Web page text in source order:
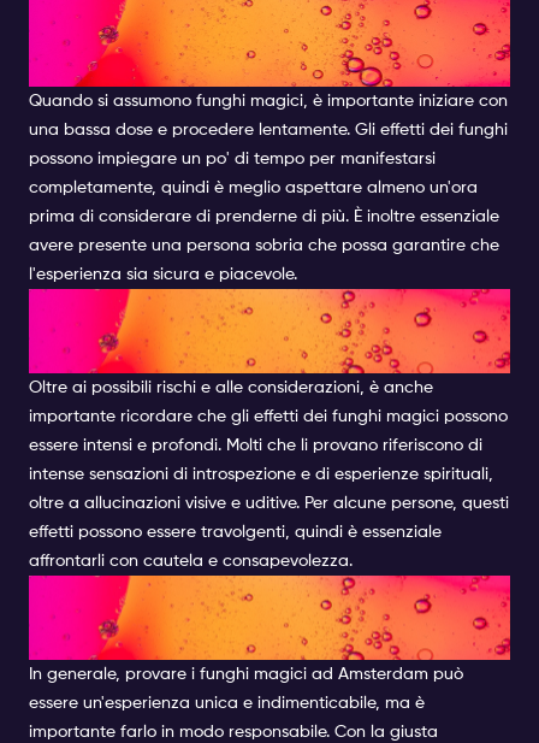
SICUREZZA E RISCHI
POTENZIALI
Quando si assumono funghi magici, è importante iniziare con
una bassa dose e procedere lentamente. Gli effetti dei funghi
possono impiegare un po' di tempo per manifestarsi
completamente, quindi è meglio aspettare almeno un'ora
prima di considerare di prenderne di più. È inoltre essenziale
avere presente una persona sobria che possa garantire che
l'esperienza sia sicura e piacevole.
GLI EFFETTI DEI FUNGHI
MAGICI
Oltre ai possibili rischi e alle considerazioni, è anche
importante ricordare che gli effetti dei funghi magici possono
essere intensi e profondi. Molti che li provano riferiscono di
intense sensazioni di introspezione e di esperienze spirituali,
oltre a allucinazioni visive e uditive. Per alcune persone, questi
effetti possono essere travolgenti, quindi è essenziale
affrontarli con cautela e consapevolezza.
CONCLUSIONE SUI FUNGHI
MAGICI AD AMSTERDAM
In generale, provare i funghi magici ad Amsterdam può
essere un'esperienza unica e indimenticabile, ma è
importante farlo in modo responsabile. Con la giusta